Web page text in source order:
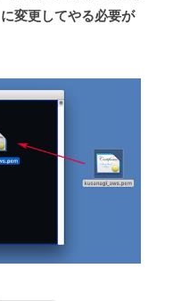
変更してやる必要が